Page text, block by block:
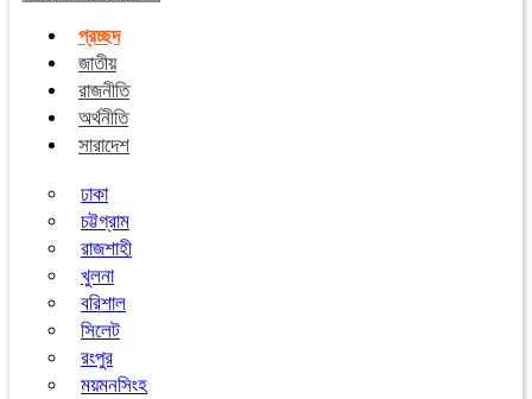
প্রচ্ছদ
জাতীয়
রাজনীতি
অর্থনীতি
সারাদেশ
ঢাকা
চট্টগ্রাম
রাজশাহী
খুলনা
বরিশাল
সিলেট
রংপুর
ময়মনসিংহ